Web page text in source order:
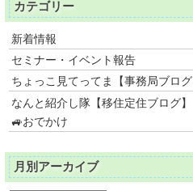
カテゴリー
新着情報
セミナー・イベント報告
ちょっこ見てってま【事務局ブログ
なんと紹介し隊【移住定住ブログ
🚙おでかけ
月別アーカイブ